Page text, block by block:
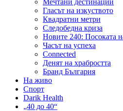
Мечтани дестинации
Гласът на изкуството
Квадратни метри
Следобедна криза
Новите 240: Посоката
Часът на успеха
Connected
Денят на храбростта
Бранд България
На живо
Спорт
Darik Health
„40 до 40“